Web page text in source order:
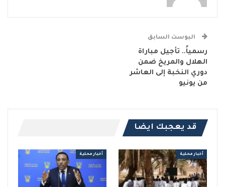
البوست السابق
رسمياً.. تأجيل مباراة
الهلال والمريخ ضمن
دوري النخبة إلى العاشر
من يونيو
قد يعجبك ايضا
أخبار محلية أخبار محلية